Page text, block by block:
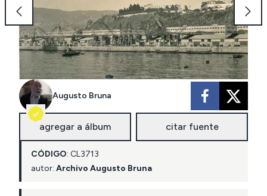
Augusto Bruna
agregar a álbum citar fuente
CÓDIGO: CL3713
autor: Archivo Augusto Bruna